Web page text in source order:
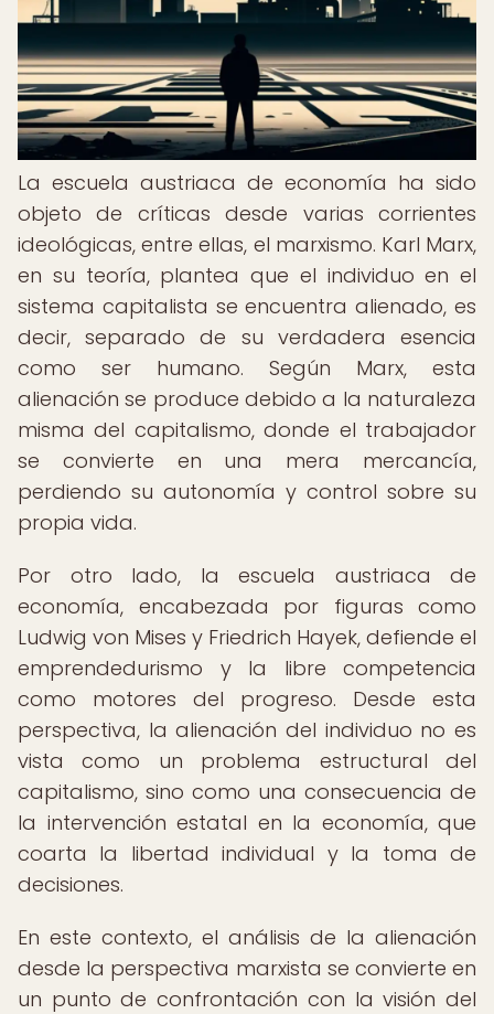
La escuela austriaca de economía ha sido
objeto de críticas desde varias corrientes
ideológicas, entre ellas, el marxismo. Karl Marx,
en su teoría, plantea que el individuo en el
sistema capitalista se encuentra alienado, es
decir, separado de su verdadera esencia
como ser humano. Según Marx, esta
alienación se produce debido a la naturaleza
misma del capitalismo, donde el trabajador
se convierte en una mera mercancía,
perdiendo su autonomía y control sobre su
propia vida.
Por otro lado, la escuela austriaca de
economía, encabezada por figuras como
Ludwig von Mises y Friedrich Hayek, defiende el
emprendedurismo y la libre competencia
como motores del progreso. Desde esta
perspectiva, la alienación del individuo no es
vista como un problema estructural del
capitalismo, sino como una consecuencia de
la intervención estatal en la economía, que
coarta la libertad individual y la toma de
decisiones.
En este contexto, el análisis de la alienación
desde la perspectiva marxista se convierte en
un punto de confrontación con la visión del